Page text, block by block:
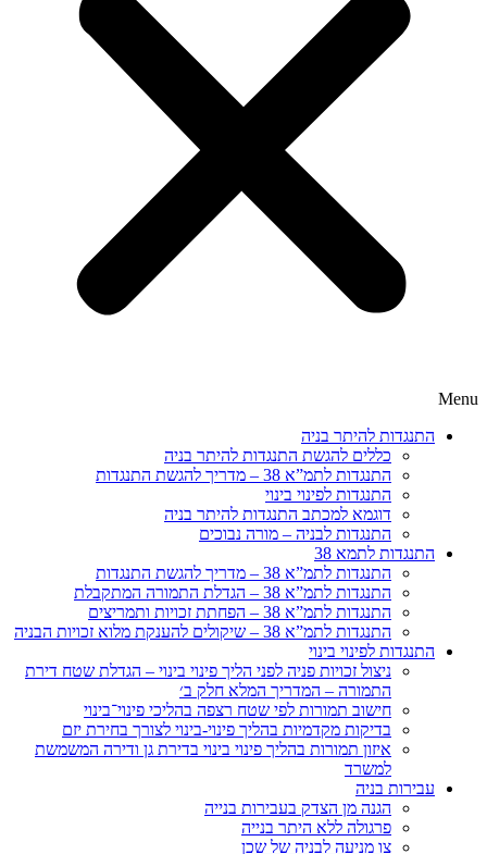
Menu
התנגדות להיתר בניה
כללים להגשת התנגדות להיתר בניה
התנגדות לתמ”א 38 – מדריך להגשת התנגדות
התנגדות לפינוי בינוי
דוגמא למכתב התנגדות להיתר בניה
התנגדות לבניה – מורה נבוכים
התנגדות לתמא 38
התנגדות לתמ”א 38 – מדריך להגשת התנגדות
התנגדות לתמ”א 38 – הגדלת התמורה המתקבלת
התנגדות לתמ”א 38 – הפחתת זכויות ותמריצים
התנגדות לתמ”א 38 – שיקולים להענקת מלוא זכויות הבניה
התנגדות לפינוי בינוי
ניצול זכויות פניה לפני הליך פינוי בינוי – הגדלת שטח דירת
התמורה – המדריך המלא חלק ב׳
חישוב תמורות לפי שטח רצפה בהליכי פינוי־בינוי
בדיקות מקדמיות בהליך פינוי-בינוי לצורך בחירת יזם
איזון תמורות בהליך פינוי בינוי בדירת גן ודירה המשמשת
למשרד
עבירות בניה
הגנה מן הצדק בעבירות בנייה
פרגולה ללא היתר בנייה
צו מניעה לבניה של שכן